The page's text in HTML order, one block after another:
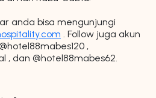
anda bisa mengunjungi
. Follow juga akun
,
, dan @hotel88mabes62.